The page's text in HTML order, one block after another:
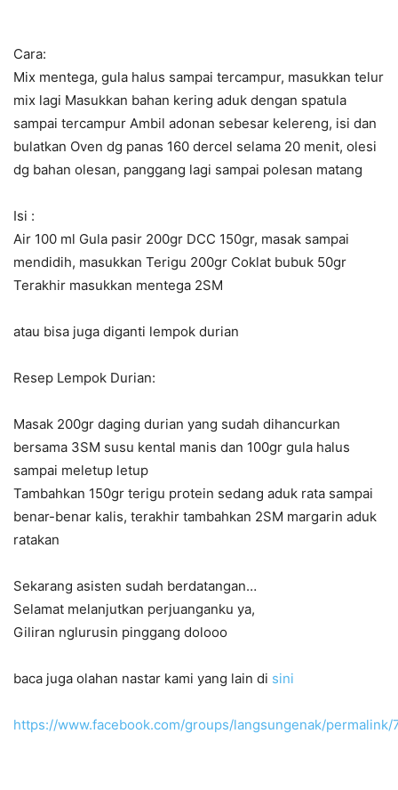
Cara:
Mix mentega, gula halus sampai tercampur, masukkan telur
mix lagi Masukkan bahan kering aduk dengan spatula
sampai tercampur Ambil adonan sebesar kelereng, isi dan
bulatkan Oven dg panas 160 dercel selama 20 menit, olesi
dg bahan olesan, panggang lagi sampai polesan matang
Isi :
Air 100 ml Gula pasir 200gr DCC 150gr, masak sampai
mendidih, masukkan Terigu 200gr Coklat bubuk 50gr
Terakhir masukkan mentega 2SM
atau bisa juga diganti lempok durian
Resep Lempok Durian:
Masak 200gr daging durian yang sudah dihancurkan
bersama 3SM susu kental manis dan 100gr gula halus
sampai meletup letup
Tambahkan 150gr terigu protein sedang aduk rata sampai
benar-benar kalis, terakhir tambahkan 2SM margarin aduk
ratakan
Sekarang asisten sudah berdatangan…
Selamat melanjutkan perjuanganku ya,
Giliran nglurusin pinggang dolooo
baca juga olahan nastar kami yang lain di sini
https://www.facebook.com/groups/langsungenak/permalink/